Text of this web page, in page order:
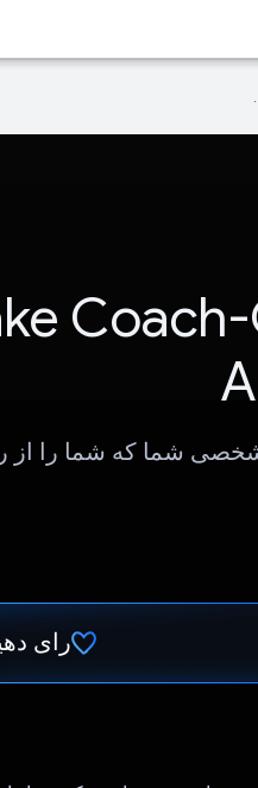
شما که شما را از
رای